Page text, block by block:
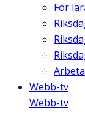
För
Webb-tv
Webb-tv